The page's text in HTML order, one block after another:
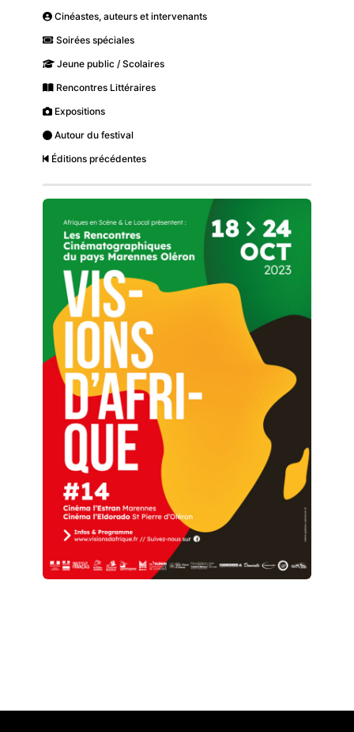
Cinéastes, auteurs et intervenants
Soirées spéciales
Jeune public / Scolaires
Rencontres Littéraires
Expositions
Autour du festival
Éditions précédentes